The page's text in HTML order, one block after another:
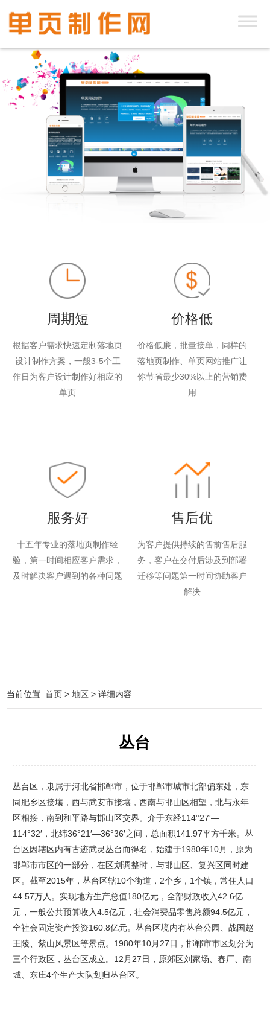
周期短
根据客户需求快速定制落地页
设计制作方案，一般3-5个工
作日为客户设计制作好相应的
单页
价格低
价格低廉，批量接单，同样的
落地页制作、单页网站推广让
你节省最少30%以上的营销费
用
服务好
十五年专业的落地页制作经
验，第一时间相应客户需求，
及时解决客户遇到的各种问题
售后优
为客户提供持续的售前售后服
务，客户在交付后涉及到部署
迁移等问题第一时间协助客户
解决
当前位置:首页 >地区 > 详细内容
丛台
丛台区，隶属于河北省邯郸市，位于邯郸市城市北部偏东处，东
同肥乡区接壤，西与武安市接壤，西南与邯山区相望，北与永年
区相接，南到和平路与邯山区交界。介于东经114°27′—
114°32′，北纬36°21′—36°36′之间，总面积141.97平方千米。丛
台区因辖区内有古迹武灵丛台而得名，始建于1980年10月，原为
邯郸市市区的一部分，在区划调整时，与邯山区、复兴区同时建
区。截至2015年，丛台区辖10个街道，2个乡，1个镇，常住人口
44.57万人。实现地方生产总值180亿元，全部财政收入42.6亿
元，一般公共预算收入4.5亿元，社会消费品零售总额94.5亿元，
全社会固定资产投资160.8亿元。丛台区境内有丛台公园、战国赵
王陵、紫山风景区等景点。1980年10月27日，邯郸市市区划分为
三个行政区，丛台区成立。12月27日，原郊区刘家场、春厂、南
城、东庄4个生产大队划归丛台区。